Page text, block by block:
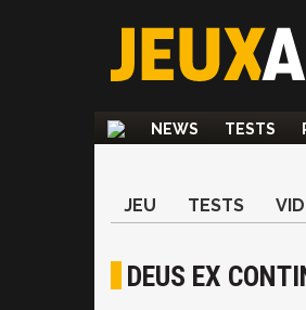
NEWS TESTS
JEU TESTS
DEUS EX